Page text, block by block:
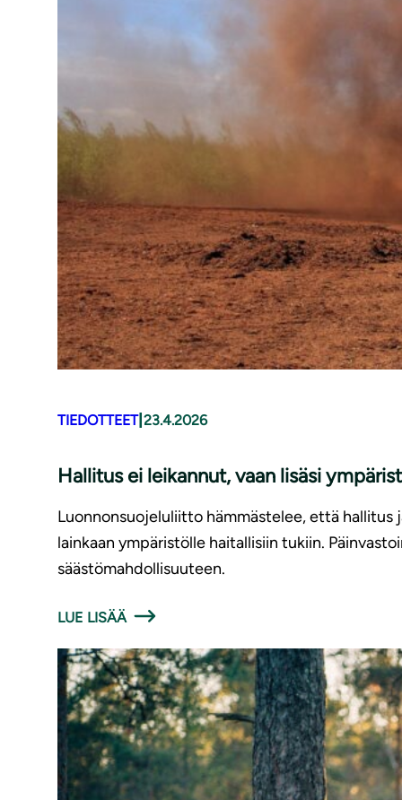
TIEDOTTEET| 23.4.2026
Hallitus ei leikannut, vaan lisäsi
Luonnonsuojeluliitto hämmästelee, että
lainkaan ympäristölle haitallisiin tukiin.
säästömahdollisuuteen.
LUE LISÄÄ